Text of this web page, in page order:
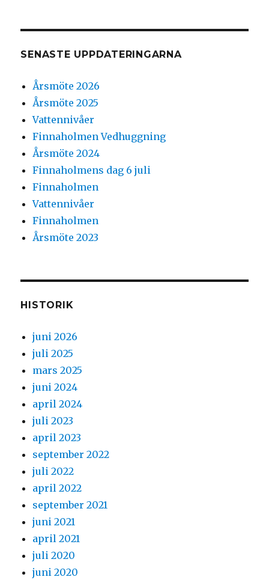
SENASTE UPPDATERINGARNA
Årsmöte 2026
Årsmöte 2025
Vattennivåer
Finnaholmen Vedhuggning
Årsmöte 2024
Finnaholmens dag 6 juli
Finnaholmen
Vattennivåer
Finnaholmen
Årsmöte 2023
HISTORIK
juni 2026
juli 2025
mars 2025
juni 2024
april 2024
juli 2023
april 2023
september 2022
juli 2022
april 2022
september 2021
juni 2021
april 2021
juli 2020
juni 2020